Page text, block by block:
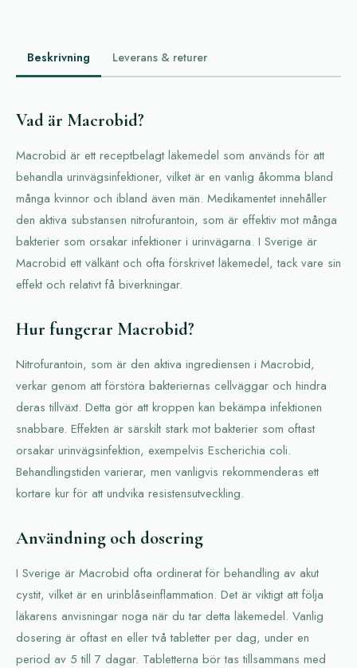
Beskrivning Leverans & returer
Vad är Macrobid?
Macrobid är ett receptbelagt läkemedel som används för att
behandla urinvägsinfektioner, vilket är en vanlig åkomma bland
många kvinnor och ibland även män. Medikamentet innehåller
den aktiva substansen nitrofurantoin, som är effektiv mot många
bakterier som orsakar infektioner i urinvägarna. I Sverige är
Macrobid ett välkänt och ofta förskrivet läkemedel, tack vare sin
effekt och relativt få biverkningar.
Hur fungerar Macrobid?
Nitrofurantoin, som är den aktiva ingrediensen i Macrobid,
verkar genom att förstöra bakteriernas cellväggar och hindra
deras tillväxt. Detta gör att kroppen kan bekämpa infektionen
snabbare. Effekten är särskilt stark mot bakterier som oftast
orsakar urinvägsinfektion, exempelvis Escherichia coli.
Behandlingstiden varierar, men vanligvis rekommenderas ett
kortare kur för att undvika resistensutveckling.
Användning och dosering
I Sverige är Macrobid ofta ordinerat för behandling av akut
cystit, vilket är en urinblåseinflammation. Det är viktigt att följa
läkarens anvisningar noga när du tar detta läkemedel. Vanlig
dosering är oftast en eller två tabletter per dag, under en
period av 5 till 7 dagar. Tabletterna bör tas tillsammans med